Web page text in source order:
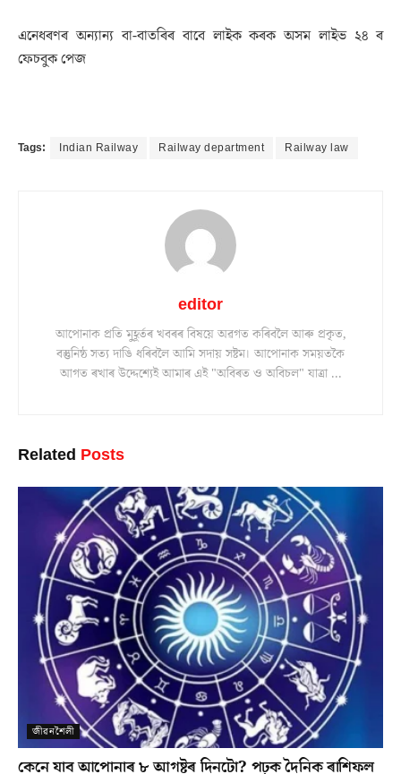
এনেধৰণৰ অন্যান্য বা-বাতৰিৰ বাবে লাইক কৰক অসম লাইভ ২৪ ৰ
ফেচবুক পেজ
Tags: Indian Railway Railway department Railway law
editor
আপোনাক প্ৰতি মুহূৰ্তৰ খবৰৰ বিষয়ে অৱগত কৰিবলৈ আৰু প্ৰকৃত,
বস্তুনিষ্ঠ সত্য দাঙি ধৰিবলৈ আমি সদায় সষ্টম। আপোনাক সময়তকৈ
আগত ৰখাৰ উদ্দেশ্যেই আমাৰ এই "অবিৰত ও অবিচল" যাত্ৰা ...
Related Posts
জীৱনশৈলী
কেনে যাব আপোনাৰ ৮ আগষ্টৰ দিনটো? পঢ়ক দৈনিক ৰাশিফল